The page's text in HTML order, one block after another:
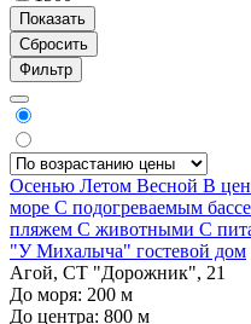
Фильтр
Осенью Летом Весной В
море С подогреваемым
пляжем С животными С
"У Михалыча" гостевой дом
Агой, СТ "Дорожник", 21
До моря: 200 м
До центра: 800 м